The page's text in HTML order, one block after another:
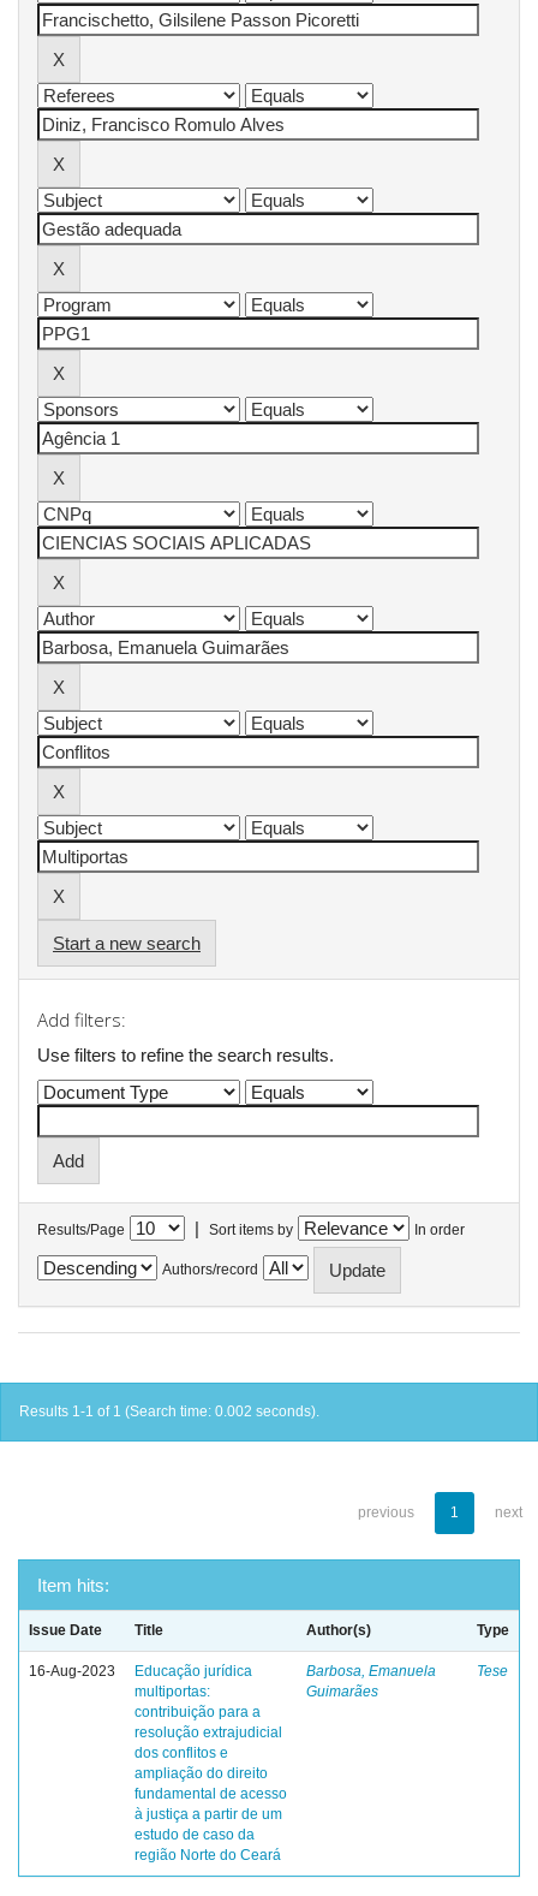
Start a new search
Add filters:
Use filters to refine the search results.
Results/Page | Sort items by In order
Authors/record
Results 1-1 of 1 (Search time: 0.002 seconds).
previous 1 next
Item hits:
Issue Date Title Author(s) Type
16-Aug-2023
Educação jurídica
multiportas:
contribuição para a
resolução extrajudicial
dos conflitos e
ampliação do direito
fundamental de acesso
à justiça a partir de um
estudo de caso da
região Norte do Ceará
Barbosa, Emanuela
Guimarães
Tese